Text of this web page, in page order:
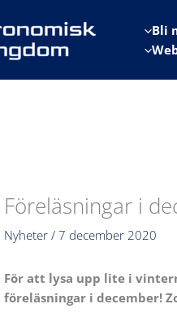
Bli
Föreläsningar i
Nyheter /7 december 2020
För att lysa upp lite i
föreläsningar i december!